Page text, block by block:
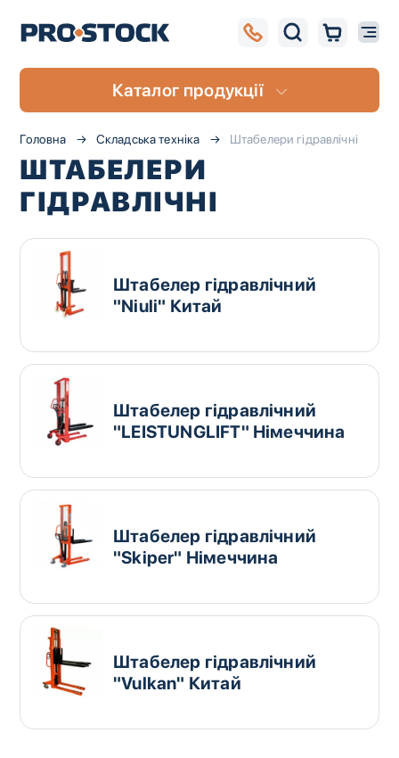
UARU
Головна Складська техніка Штабелери гідравлічні
ШТАБЕЛЕРИ
ГІДРАВЛІЧНІ
Штабелер гідравлічний
"Niuli" Китай
Штабелер гідравлічний
"LEISTUNGLIFT" Німеччина
Штабелер гідравлічний
"Skiper" Німеччина
Штабелер гідравлічний
"Vulkan" Китай
Каталог продукції